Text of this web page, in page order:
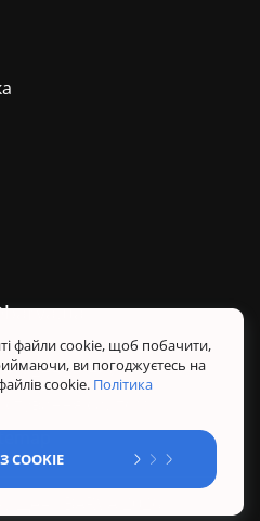
ТМ BARVA
сайтом
файли cookie, щоб побачити,
ви погоджуєтесь на
cookie. Політика